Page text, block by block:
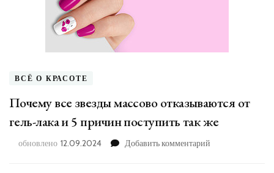
ВСЁ О КРАСОТЕ
Почему все звезды массово отказываются от
гель-лака и 5 причин поступить так же
обновлено 12.09.2024 Добавить комментарий